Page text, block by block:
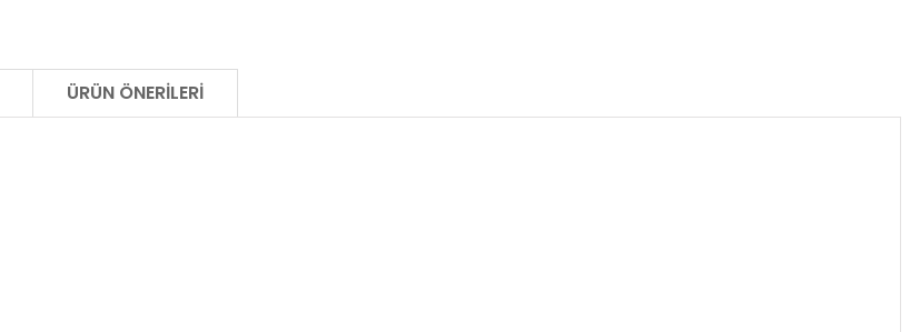
ÜRÜN ÖNERILERI